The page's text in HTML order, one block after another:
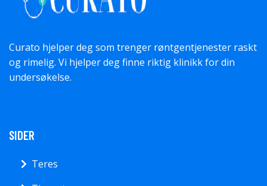
Curato hjelper deg som trenger røntgentjenester raskt
og rimelig. Vi hjelper deg finne riktig klinikk for din
undersøkelse.
SIDER
Teres